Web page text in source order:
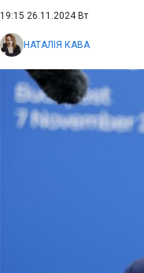
19:15 26.11.2024 Вт
НАТАЛІЯ КАВА